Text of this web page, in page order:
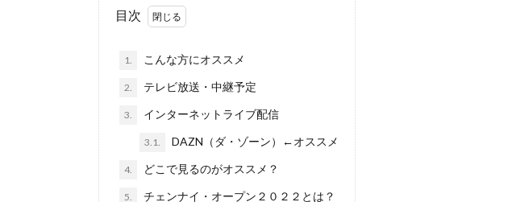
目次
1. こんな方にオススメ
2. テレビ放送・中継予定
3. インターネットライブ配信
3.1. DAZN（ダ・ゾーン）←オススメ
4. どこで見るのがオススメ？
5. チェンナイ・オープン２０２２とは？